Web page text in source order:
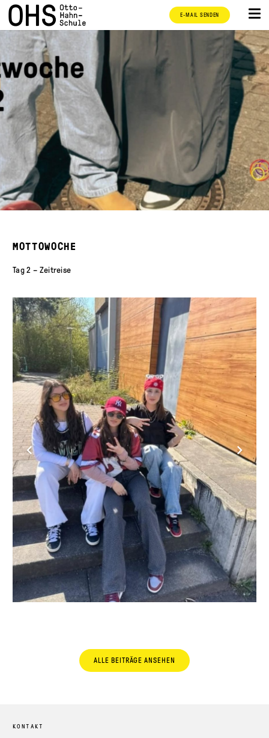
E-MAIL SENDEN
MOTTOWOCHE
Tag 2 – Zeitreise
ALLE BEITRÄGE ANSEHEN
KONTAKT